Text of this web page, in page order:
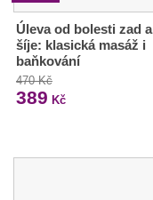
Úleva od bolesti zad a
šíje: klasická masáž i
baňkování
470 Kč
389 Kč